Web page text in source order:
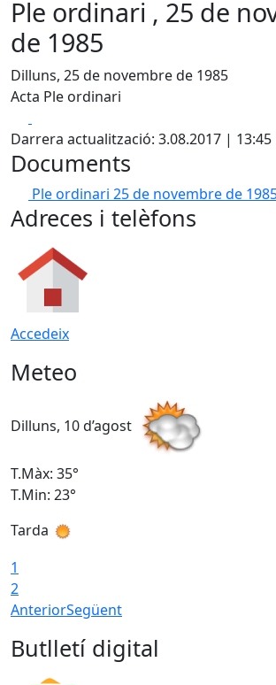
Ple ordinari , 25 de
de 1985
Dilluns, 25 de novembre de 1985
Acta Ple ordinari
Darrera actualització: 3.08.2017 | 13:45
Documents
Ple ordinari 25 de novembre de
Adreces i telèfons
Accedeix
Meteo
Dilluns, 10 d’agost
T.Màx: 35°
T.Min: 23°
Tarda
1
2
AnteriorSegüent
Butlletí digital